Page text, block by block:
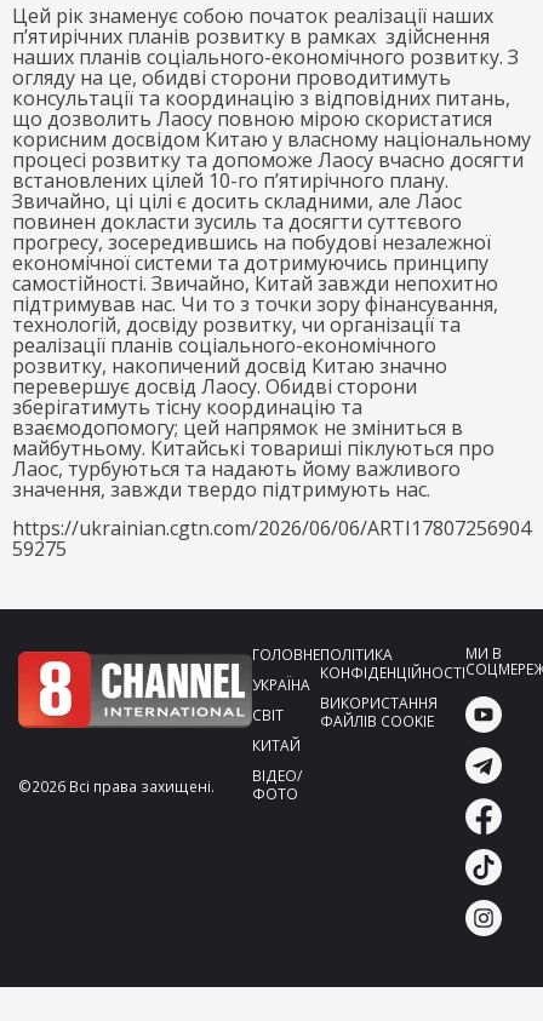
Цей рік знаменує собою початок реалізації наших
п’ятирічних планів розвитку в рамках здійснення
наших планів соціального-економічного розвитку. З
огляду на це, обидві сторони проводитимуть
консультації та координацію з відповідних питань,
що дозволить Лаосу повною мірою скористатися
корисним досвідом Китаю у власному національному
процесі розвитку та допоможе Лаосу вчасно досягти
встановлених цілей 10-го п’ятирічного плану.
Звичайно, ці цілі є досить складними, але Лаос
повинен докласти зусиль та досягти суттєвого
прогресу, зосередившись на побудові незалежної
економічної системи та дотримуючись принципу
самостійності. Звичайно, Китай завжди непохитно
підтримував нас. Чи то з точки зору фінансування,
технологій, досвіду розвитку, чи організації та
реалізації планів соціального-економічного
розвитку, накопичений досвід Китаю значно
перевершує досвід Лаосу. Обидві сторони
зберігатимуть тісну координацію та
взаємодопомогу; цей напрямок не зміниться в
майбутньому. Китайські товариші піклуються про
Лаос, турбуються та надають йому важливого
значення, завжди твердо підтримують нас.
https://ukrainian.cgtn.com/2026/06/06/ARTI17807256904
59275
©2026 Всі права захищені.
ГОЛОВНЕ
УКРАЇНА
СВІТ
КИТАЙ
ВІДЕО/
ФОТО
ПОЛІТИКА
КОНФІДЕНЦІЙНОСТІ
ВИКОРИСТАННЯ
ФАЙЛІВ COOKIE
МИ В